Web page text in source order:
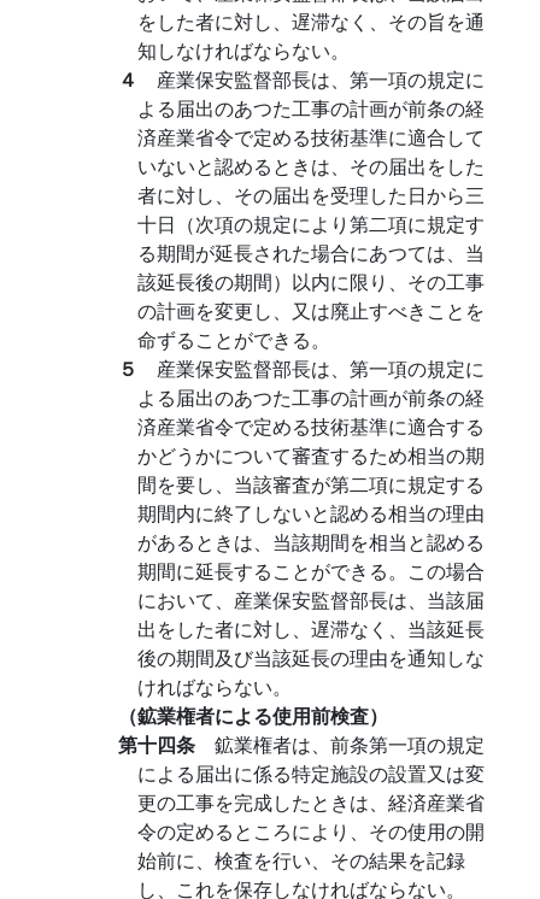
をした者に対し、遅滞なく、その旨を通
知しなければならない。
４ 産業保安監督部長は、第一項の規定に
よる届出のあつた工事の計画が前条の経
済産業省令で定める技術基準に適合して
いないと認めるときは、その届出をした
者に対し、その届出を受理した日から三
十日（次項の規定により第二項に規定す
る期間が延長された場合にあつては、当
該延長後の期間）以内に限り、その工事
の計画を変更し、又は廃止すべきことを
命ずることができる。
５ 産業保安監督部長は、第一項の規定に
よる届出のあつた工事の計画が前条の経
済産業省令で定める技術基準に適合する
かどうかについて審査するため相当の期
間を要し、当該審査が第二項に規定する
期間内に終了しないと認める相当の理由
があるときは、当該期間を相当と認める
期間に延長することができる。この場合
において、産業保安監督部長は、当該届
出をした者に対し、遅滞なく、当該延長
後の期間及び当該延長の理由を通知しな
ければならない。
（鉱業権者による使用前検査）
第十四条 鉱業権者は、前条第一項の規定
による届出に係る特定施設の設置又は変
更の工事を完成したときは、経済産業省
令の定めるところにより、その使用の開
始前に、検査を行い、その結果を記録
し、これを保存しなければならない。